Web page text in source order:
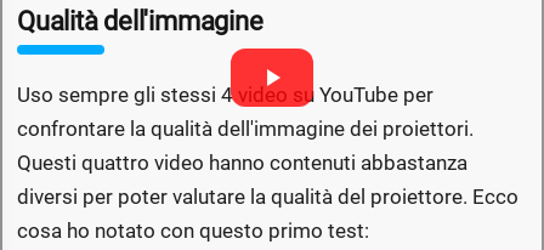
Qualità dell'immagine
Uso sempre gli stessi 4 video su YouTube per
confrontare la qualità dell'immagine dei proiettori.
Questi quattro video hanno contenuti abbastanza
diversi per poter valutare la qualità del proiettore. Ecco
cosa ho notato con questo primo test: